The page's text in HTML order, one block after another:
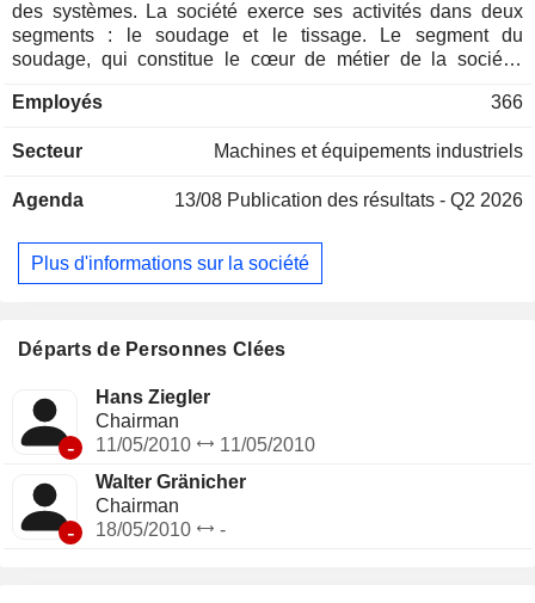
des systèmes. La société exerce ses activités dans deux
segments : le soudage et le tissage. Le segment du
soudage, qui constitue le cœur de métier de la société,
treillis industriels, des machines de soudage de rails
fabrication de radiateurs. Le segment du tissage comprend
machines à papier sous la marque Jaeger, ainsi que des
tamis et de grilles métalliques, ainsi qu’au sertissage de fils
métalliques. La société exerce ses activités par
Royaume-Uni, aux États-Unis, au Brésil, en Chine, ainsi
Employés 366
Secteur Machines et équipements industriels
Agenda 13/08 Publication des résultats - Q2 2026
Plus d'informations sur la société
Départs de Personnes Clées
-
Hans Ziegler
Chairman
11/05/2010
11/05/2010
-
Walter Gränicher
Chairman
18/05/2010
-